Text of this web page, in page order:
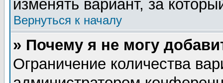
изменять вариант, за
Вернуться к началу
» Почему я не могу
Ограничение количества